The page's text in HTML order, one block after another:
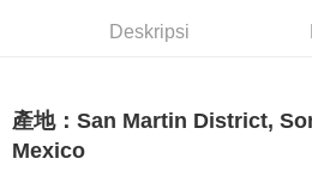
NT$3,000 atau lebih
NT$80/pesanan | Penghantaran
NT$3,000 atau lebih
Deskripsi
產地：San Martin District,
Mexico